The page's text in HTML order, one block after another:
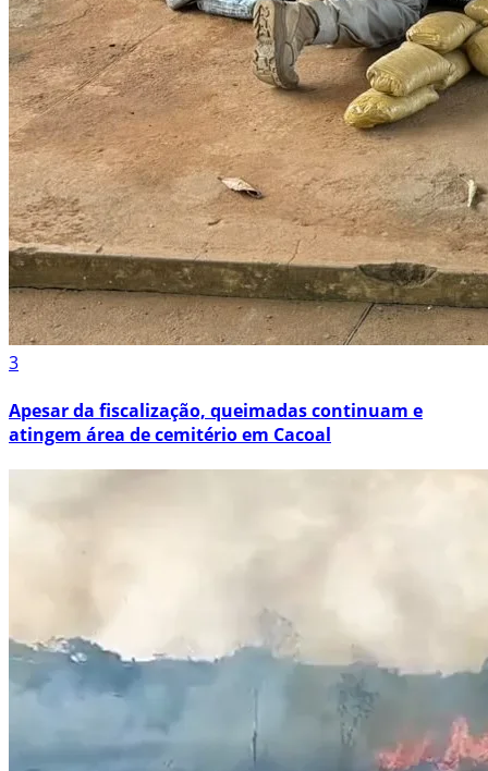
3
Apesar da fiscalização, queimadas continuam e
atingem área de cemitério em Cacoal